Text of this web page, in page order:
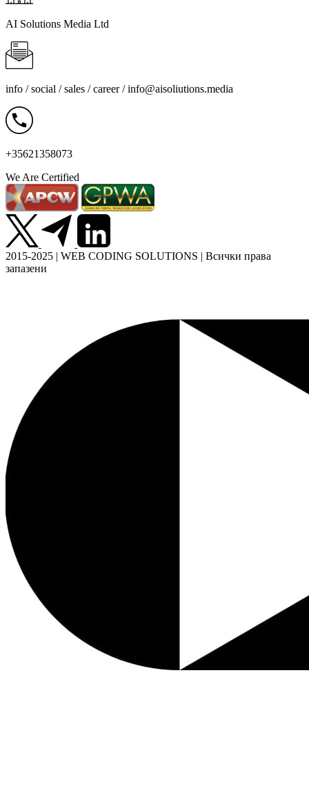
AI Solutions Media Ltd
info / social / sales / career /info@aisoliutions.media
+35621358073
We Are Certified
2015-2025 | WEB CODING SOLUTIONS | Всички права
запазени